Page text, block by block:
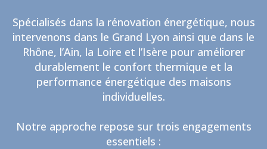
Spécialisés dans la rénovation énergétique, nous
intervenons dans le Grand Lyon ainsi que dans le
Rhône, l’Ain, la Loire et l’Isère pour améliorer
durablement le confort thermique et la
performance énergétique des maisons
individuelles.
Notre approche repose sur trois engagements
essentiels :